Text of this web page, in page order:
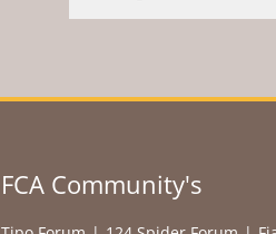
FCA Community's